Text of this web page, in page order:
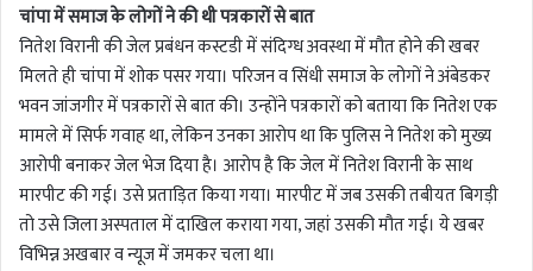
चांपा में समाज के लोगों ने की थी पत्रकारों से बात
नितेश विरानी की जेल प्रबंधन कस्टडी में संदिग्ध अवस्था में मौत होने की खबर
मिलते ही चांपा में शोक पसर गया। परिजन व सिंधी समाज के लोगों ने अंबेडकर
भवन जांजगीर में पत्रकारों से बात की। उन्होंने पत्रकारों को बताया कि नितेश एक
मामले में सिर्फ गवाह था, लेकिन उनका आरोप था कि पुलिस ने नितेश को मुख्य
आरोपी बनाकर जेल भेज दिया है। आरोप है कि जेल में नितेश विरानी के साथ
मारपीट की गई। उसे प्रताड़ित किया गया। मारपीट में जब उसकी तबीयत बिगड़ी
तो उसे जिला अस्पताल में दाखिल कराया गया, जहां उसकी मौत गई। ये खबर
विभिन्न अखबार व न्यूज में जमकर चला था।